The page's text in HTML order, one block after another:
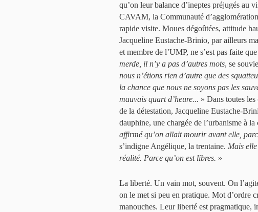
qu’on leur balance d’ineptes préjugés au
CAVAM, la Communauté
rapide visite. Moues dégoûtées, attitude
Jacqueline Eustache-Brinio, par ailleurs
et membre de l’UMP, ne s’est pas faite
merde, il n’y a pas d’autres mots, se
nous n’étions rien d’autre que des
la chance que nous ne soyons pas les
mauvais quart d’heure... » Dans toutes
de la détestation, Jacqueline Eustache-
dauphine, une chargée de l’urbanisme à
affirmé qu’on allait mourir avant elle,
s’indigne Angélique, la trentaine. Mais
réalité. Parce qu’on est libres. »
La liberté. Un vain mot, souvent. On
on le met si peu en pratique. Mot d’ordre
manouches. Leur liberté est pragmatique,